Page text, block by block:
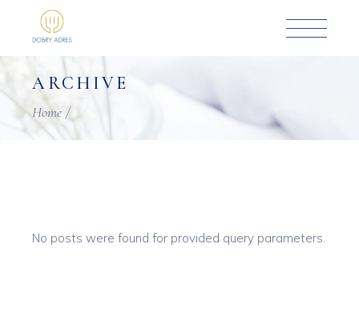
content
ARCHIVE
Home
No posts were found for provided query parameters.